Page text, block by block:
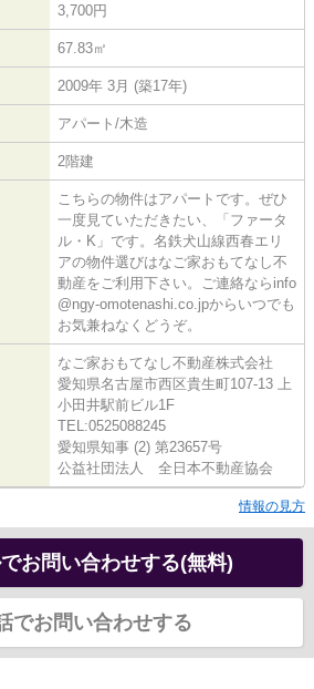
3,700円
67.83㎡
2009年 3月 (築17年)
アパート/木造
2階建
こちらの物件はアパートです。ぜひ
一度見ていただきたい、「ファータ
ル・K」です。名鉄犬山線西春エリ
アの物件選びはなご家おもてなし不
動産をご利用下さい。ご連絡ならinfo
@ngy-omotenashi.co.jpからいつでも
お気兼ねなくどうぞ。
なご家おもてなし不動産株式会社
愛知県名古屋市西区貴生町107-13 上
小田井駅前ビル1F
TEL:0525088245
愛知県知事 (2) 第23657号
公益社団法人 全日本不動産協会
情報の見方
お問い合わせする(無料)
でお問い合わせする